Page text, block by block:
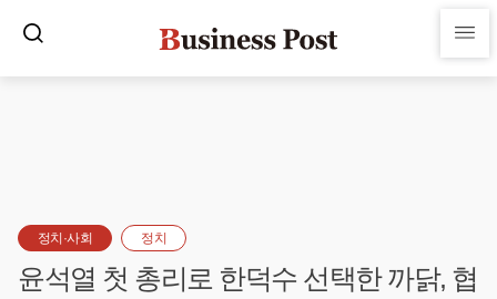
정치·사회 정치
윤석열 첫 총리로 한덕수 선택한 까닭, 협